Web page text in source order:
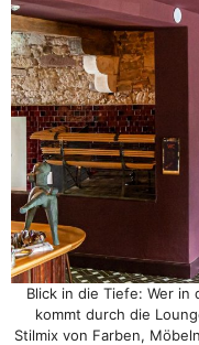
Blick in die Tiefe: Wer in
kommt durch die
Stilmix von Farben,